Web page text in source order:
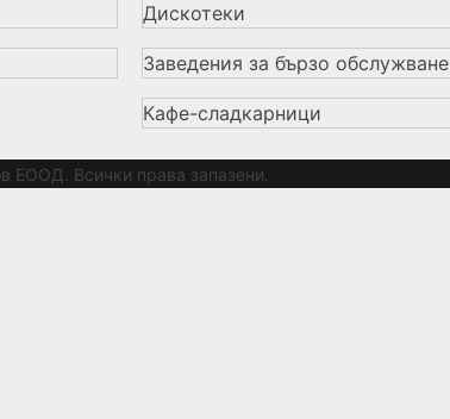
Дискотеки
Заведения за бързо обслужване
Кафе-сладкарници
ЕООД. Всички права запазени.